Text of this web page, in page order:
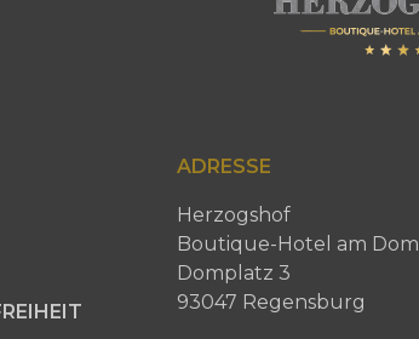
ADRESSE
Herzogshof
Boutique-Hotel am Dom
Domplatz 3
93047 Regensburg